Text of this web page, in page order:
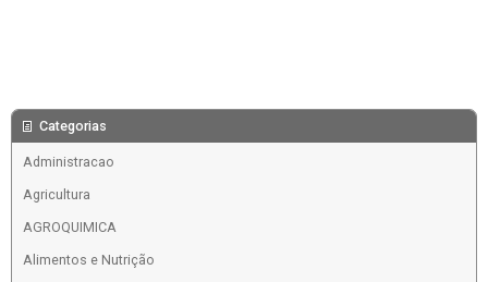
Categorias
Administracao
Agricultura
AGROQUIMICA
Alimentos e Nutrição